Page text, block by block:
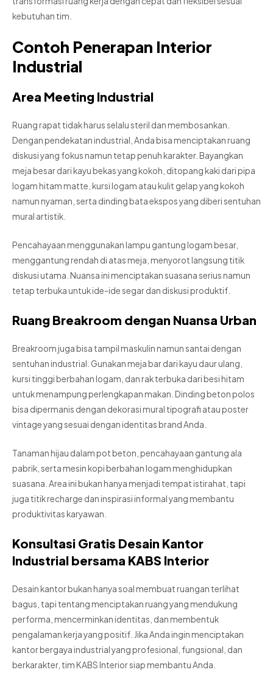
kebutuhan tim.
Contoh Penerapan Interior
Industrial
Area Meeting Industrial
Ruang rapat tidak harus selalu steril dan membosankan.
Dengan pendekatan industrial, Anda bisa menciptakan ruang
diskusi yang fokus namun tetap penuh karakter. Bayangkan
meja besar dari kayu bekas yang kokoh, ditopang kaki dari pipa
logam hitam matte, kursi logam atau kulit gelap yang kokoh
namun nyaman, serta dinding bata ekspos yang diberi sentuhan
mural artistik.
Pencahayaan menggunakan lampu gantung logam besar,
menggantung rendah di atas meja, menyorot langsung titik
diskusi utama. Nuansa ini menciptakan suasana serius namun
tetap terbuka untuk ide-ide segar dan diskusi produktif.
Ruang Breakroom dengan Nuansa Urban
Breakroom juga bisa tampil maskulin namun santai dengan
sentuhan industrial. Gunakan meja bar dari kayu daur ulang,
kursi tinggi berbahan logam, dan rak terbuka dari besi hitam
untuk menampung perlengkapan makan. Dinding beton polos
bisa dipermanis dengan dekorasi mural tipografi atau poster
vintage yang sesuai dengan identitas brand Anda.
Tanaman hijau dalam pot beton, pencahayaan gantung ala
pabrik, serta mesin kopi berbahan logam menghidupkan
suasana. Area ini bukan hanya menjadi tempat istirahat, tapi
juga titik recharge dan inspirasi informal yang membantu
produktivitas karyawan.
Konsultasi Gratis Desain Kantor
Industrial bersama KABS Interior
Desain kantor bukan hanya soal membuat ruangan terlihat
bagus, tapi tentang menciptakan ruang yang mendukung
performa, mencerminkan identitas, dan membentuk
pengalaman kerja yang positif. Jika Anda ingin menciptakan
kantor bergaya industrial yang profesional, fungsional, dan
berkarakter, tim KABS Interior siap membantu Anda.